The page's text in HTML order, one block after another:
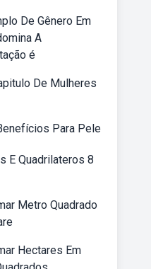
De Gênero Em
A
é
De Mulheres
Para Pele
E Quadrilateros 8
Metro Quadrado
Hectares Em